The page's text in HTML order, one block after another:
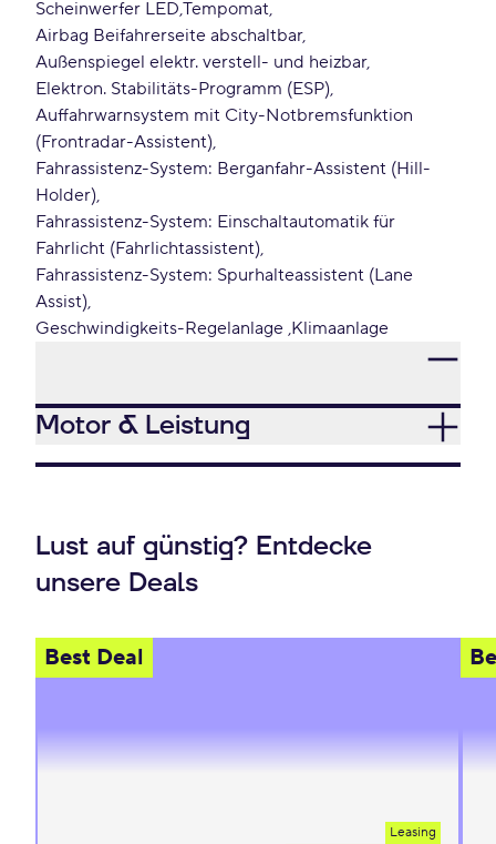
Scheinwerfer LED Tempomat
Airbag Beifahrerseite abschaltbar
Außenspiegel elektr. verstell- und heizbar
Elektron. Stabilitäts-Programm (ESP)
Auffahrwarnsystem mit City-Notbremsfunktion
(Frontradar-Assistent)
Fahrassistenz-System: Berganfahr-Assistent (Hill-
Holder)
Fahrassistenz-System: Einschaltautomatik für
Fahrlicht (Fahrlichtassistent)
Fahrassistenz-System: Spurhalteassistent (Lane
Assist)
Geschwindigkeits-Regelanlage Klimaanlage
Motor & Leistung
Lust auf günstig? Entdecke
unsere Deals
Best Deal
Leasing